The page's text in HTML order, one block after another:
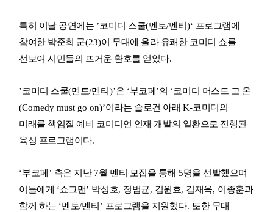
특히 이날 공연에는 ’코미디 스쿨(멘토/멘티 )‘ 프로그램에
참여한 박준희 군(23)이 무대에 올라 유쾌한 코미디 쇼를
선보여 시민들의 뜨거운 환호를 얻었다.
’코미디 스쿨(멘토/멘티 )’은 ‘부코페 ’의 ‘코미디 머스트 고 온
(Comedy must go on)’이라는 슬로건 아래K-코미디의
미래를 책임질 예비 코미디언 인재 개발의 일환으로 진행된
육성 프로그램이다.
‘부코페 ’ 측은 지난 7월 멘티 모집을 통해 5명을 선발했으며
이들에게 ‘쇼그맨’ 박성호, 정범균, 김원효, 김재욱, 이종훈과
함께 하는 ‘멘토/멘티 ’ 프로그램을 지원했다. 또한 무대